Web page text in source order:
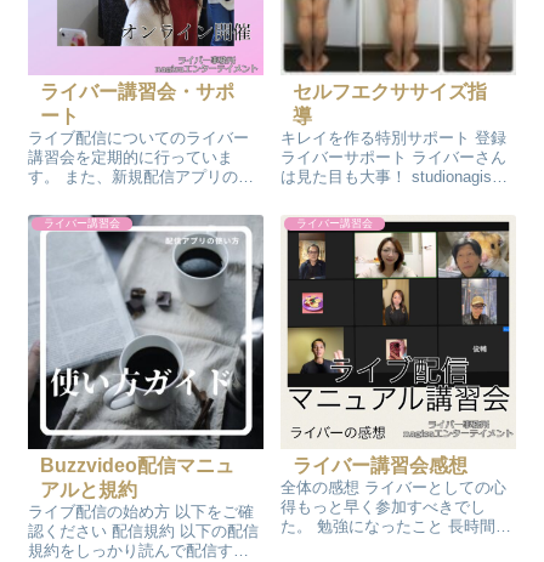
ライバー講習会・サポ
ート
ライブ配信についてのライバー
講習会を定期的に行っていま
す。 また、新規配信アプリの説
のでご参加ください。 配信の相
談はLINE相談の他、電話、zoom
での相談も受付していますの
で、まずは気軽にLINEでご相談
セルフエクササイズ指
導
キレイを作る特別サポート 登録
ライバーサポート ライバーさん
は見た目も大事！ studionagisa
めの特別サポートも行っていま
す 疲れにくい、美しい姿勢を学
びしっかり変化を出しましょ
う！ 2週間毎日行っていた...
ライバー講習会
Buzzvideo配信マニュ
アルと規約
ライブ配信の始め方 以下をご確
認ください 配信規約 以下の配信
規約をしっかり読んで配信する
ライバー講習会
ライバー講習会感想
全体の感想 ライバーとしての心
得もっと早く参加すべきでし
た。 勉強になったこと 長時間配